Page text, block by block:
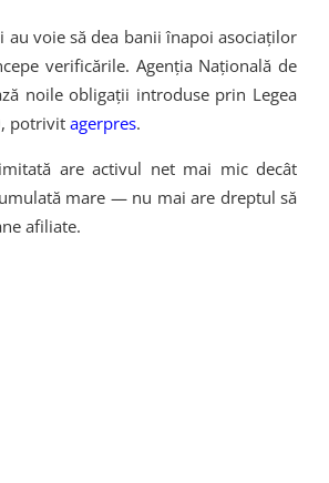
voie să dea banii înapoi asociaților
verificările. Agenția Națională de
noile obligații introduse prin Legea
potrivit agerpres.
are activul net mai mic decât
mare — nu mai are dreptul să
afiliate.